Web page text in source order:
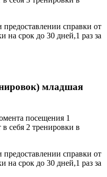
предоставлении справки от
на срок до 30 дней,1 раз за
младшая
посещения 1
себя 2 тренировки в
предоставлении справки от
на срок до 30 дней,1 раз за